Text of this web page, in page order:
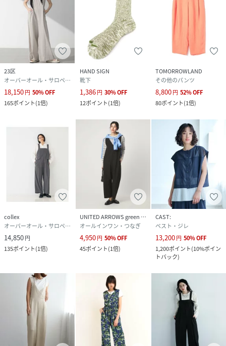
23区
オーバーオール・サロペット
18,150円 50%OFF
165ポイント(1倍)
HAND SIGN
靴下
1,386円 30%OFF
12ポイント(1倍)
TOMORROWLAND
その他のパンツ
8,800円 52%OFF
80ポイント(1倍)
collex
オーバーオール・サロペット
14,850円
135ポイント(1倍)
UNITED ARROWS green label relaxing
オールインワン・つなぎ
4,950円 50%OFF
45ポイント(1倍)
CAST:
ベスト・ジレ
13,200円 50%OFF
1,200ポイント(10%ポイン
トバック)